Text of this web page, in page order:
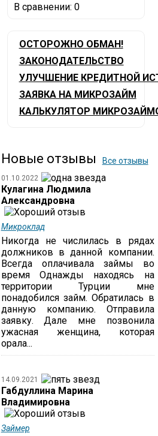
В сравнении: 0
ОСТОРОЖНО ОБМАН!
ЗАКОНОДАТЕЛЬСТВО
УЛУЧШЕНИЕ КРЕДИТНОЙ
ЗАЯВКА НА МИКРОЗАЙМ
КАЛЬКУЛЯТОР
Новые отзывы Все отзывы
01.10.2022
Кулагина Людмила
Александровна
Микроклад
Никогда не числилась в рядах
должников в данной компании.
Всегда оплачивала займы во
время Однажды находясь на
территории Турции мне
понадобился займ. Обратилась в
данную компанию. Отправила
заявку. Дале мне позвонила
ужасная женщина, которая
орала...
14.09.2021
Габдуллина Марина
Владимировна
Займер